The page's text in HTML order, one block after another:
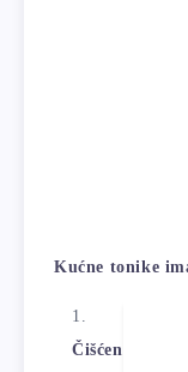
Kućne tonike
Čišćen